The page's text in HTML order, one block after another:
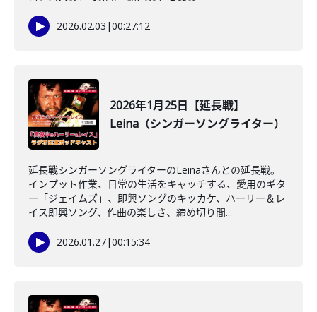
2026.02.03 |00:27:12
2026年1月25日【延長戦】
Leina（シンガーソングライター）
延長戦シンガーソングライターのLeinaさんとの延長戦。
インプット作業、日常の生活をキャッチする、愛用のギタ
ー「ジェイムズ」、即興ソングのキッカケ、ハーリー＆レ
イス即興ソング、作曲の楽しさ、締め切り間...
2026.01.27|00:15:34